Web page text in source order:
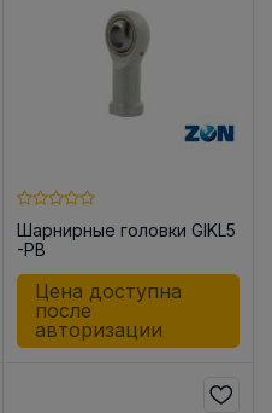
Шарнирные головки GIKL5
-PB
Цена доступна
после
авторизации